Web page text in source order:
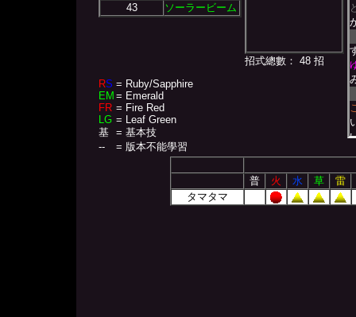
43
ソーラービーム
RS = Ruby/Sapphire
EM = Emerald
FR = Fire Red
LG = Leaf Green
基
= 基本技
--
= 版本不能學習
招式總數： 48 招
普 火 水 草
雷
タマタマ